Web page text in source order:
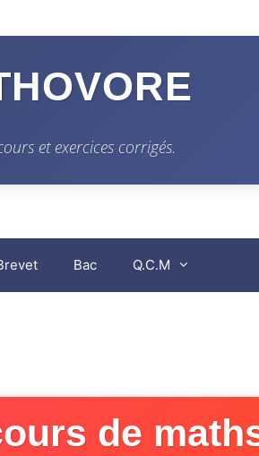
et exercices corrigés.
Bac Q.C.M
de